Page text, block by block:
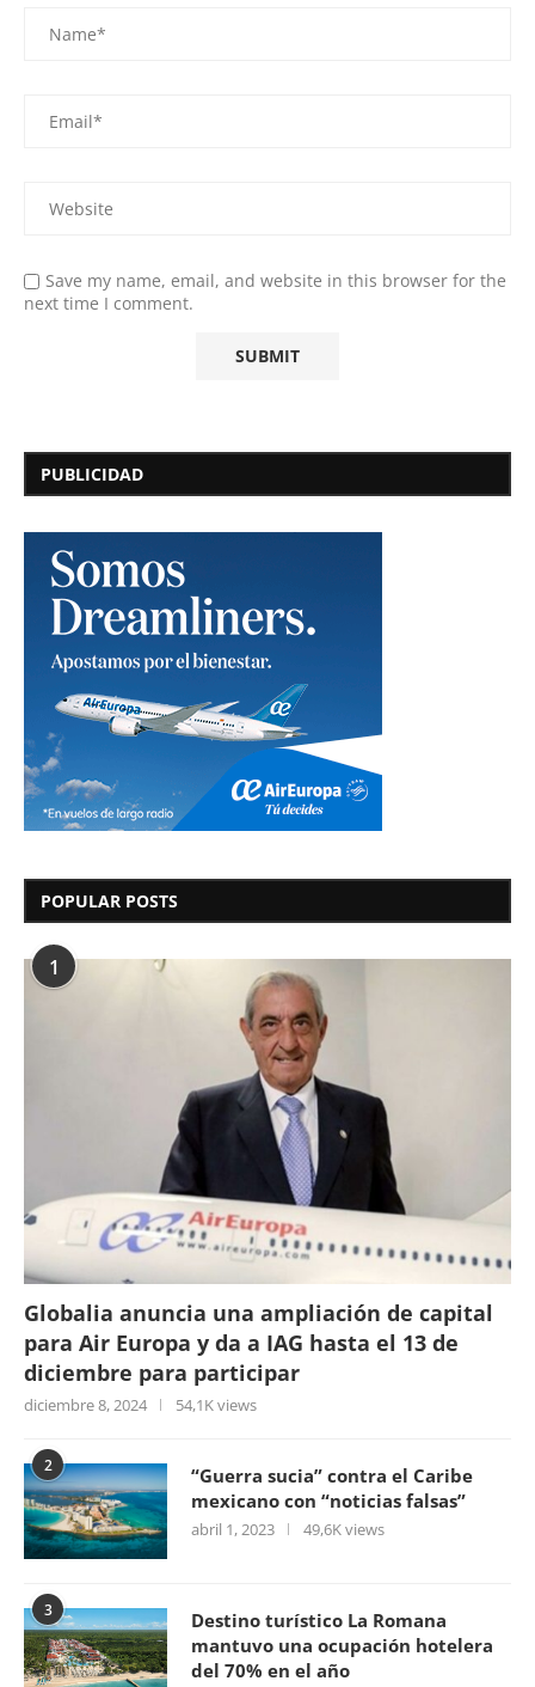
Save my name, email, and website in this browser for the
next time I comment.
PUBLICIDAD
POPULAR POSTS
1
Globalia anuncia una ampliación de capital
para Air Europa y da a IAG hasta el 13 de
diciembre para participar
diciembre 8, 2024 54,1K views
2
“Guerra sucia” contra el Caribe
mexicano con “noticias falsas”
abril 1, 2023 49,6K views
3
Destino turístico La Romana
mantuvo una ocupación hotelera
del 70% en el año